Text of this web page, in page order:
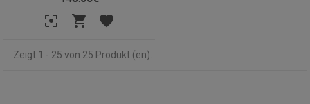
Zeigt 1 - 25 von 25 Produkt (en).